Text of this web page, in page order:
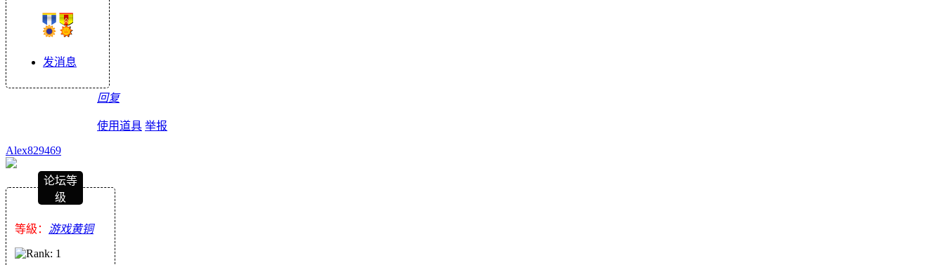
发消息
回复
使用道具 举报
Alex829469
论坛等
级
等級： 游戏黄铜